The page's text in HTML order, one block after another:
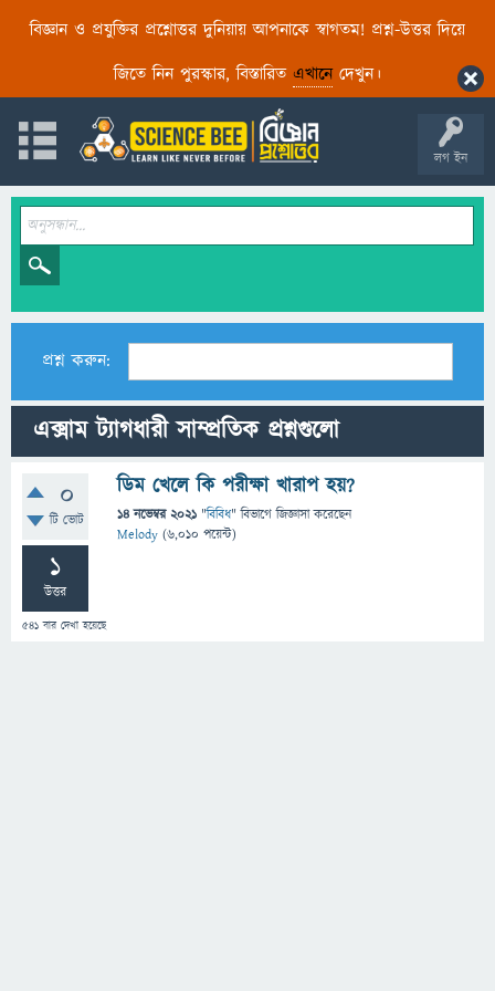
বিজ্ঞান ও প্রযুক্তির প্রশ্নোত্তর দুনিয়ায় আপনাকে স্বাগতম! প্রশ্ন-উত্তর দিয়ে
জিতে নিন পুরস্কার, বিস্তারিত এখানেদেখুন।
লগ ইন
প্রশ্ন করুন:
এক্সাম ট্যাগধারী সাম্প্রতিক প্রশ্নগুলো
0
টি ভোট
1
উত্তর
541 বার দেখা হয়েছে
ডিম খেলে কি পরীক্ষা খারাপ হয়?
14 নভেম্বর 2021 "বিবিধ" বিভাগে জিজ্ঞাসাকরেছেন
Melody (6,010 পয়েন্ট)